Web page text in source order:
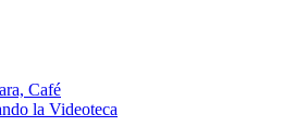
Café
la Videoteca